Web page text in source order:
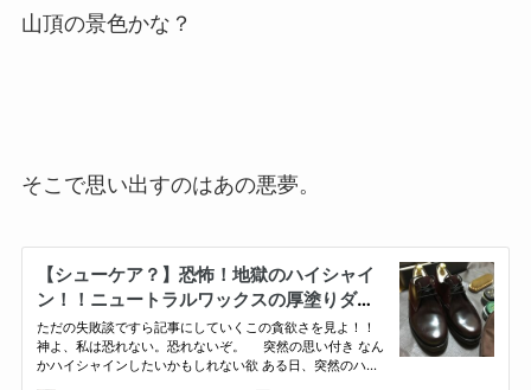
山頂の景色かな？
そこで思い出すのはあの悪夢。